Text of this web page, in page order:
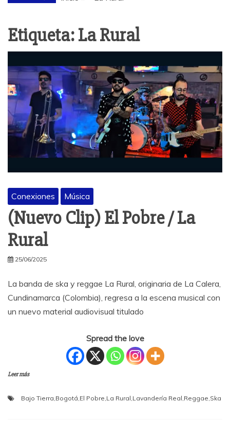
Etiqueta:La Rural
Conexiones Música
(Nuevo Clip) El Pobre / La
Rural
25/06/2025
La banda de ska y reggae La Rural, originaria de La Calera,
Cundinamarca (Colombia), regresa a la escena musical con
un nuevo material audiovisual titulado
Spread the love
Leer más
Bajo Tierra,Bogotá,El Pobre,La Rural,Lavandería Real,Reggae,Ska